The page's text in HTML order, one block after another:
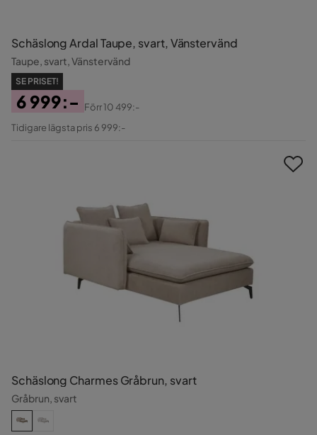
Schäslong Ardal Taupe, svart, Vänstervänd
Taupe, svart, Vänstervänd
SE PRISET!
Pris
6 999:-
Original
Förr10 499:-
Tidigare lägsta pris 6 999:-
Schäslong Charmes Gråbrun, svart
Gråbrun, svart